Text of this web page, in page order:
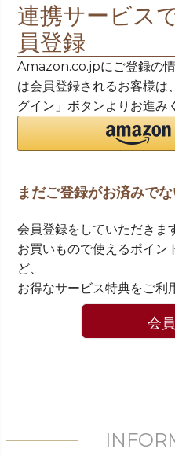
連携サービス
員登録
Amazon.co.jpにご登録の
は会員登録されるお客様
グイン」ボタンよりお進み
まだご登録がお済みで
会員登録をしていただきま
お買いもので使えるポイン
ど、
お得なサービス特典をご利
会